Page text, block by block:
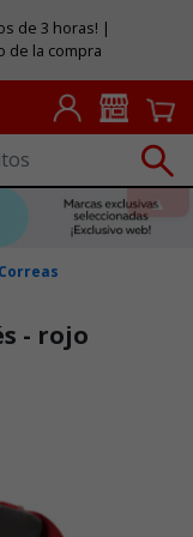
de 3 horas! |
de la compra
- rojo